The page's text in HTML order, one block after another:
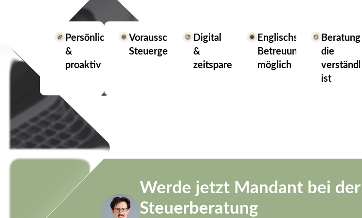
Persönlich
&
proaktiv
Vorausschauende
Steuergestaltung
Digital
&
zeitsparend
Englischsprachige
Betreuung
möglich
Beratung,
die
ist
Werde jetzt Mandant bei
Steuerberatung